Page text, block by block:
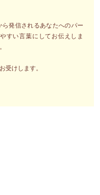
発信されるあなたへのパー
すい言葉にしてお伝えしま
受けします。